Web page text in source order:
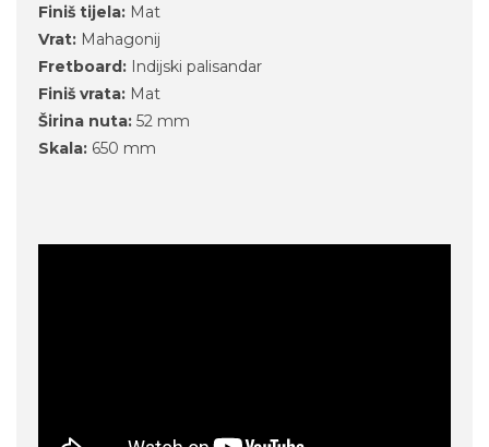
Finiš tijela: Mat
Vrat: Mahagonij
Fretboard: Indijski palisandar
Finiš vrata: Mat
Širina nuta: 52 mm
Skala: 650 mm